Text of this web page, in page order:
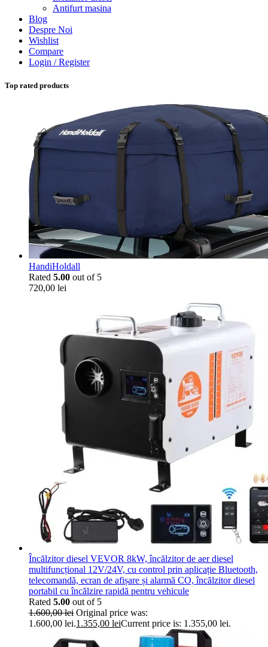
Antifurt masina
Blog
Despre Noi
Wishlist
Compare
Login / Register
Top rated products
HandiHoldall
Rated 5.00 out of 5
720,00 lei
Încălzitor diesel VEVOR 8kW, încălzitor de aer diesel
multifuncțional 12V/24V, cu control prin aplicație Bluetooth,
telecomandă, ecran de afișare și alarmă CO, încălzitor diesel
portabil cu încălzire rapidă pentru vehicule
Rated 5.00 out of 5
1.600,00lei Original price was:
1.600,00 lei.1.355,00 leiCurrent price is: 1.355,00 lei.